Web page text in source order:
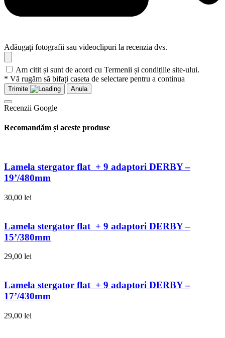
Adăugați fotografii sau videoclipuri la recenzia dvs.
Am citit și sunt de acord cu Termenii și condițiile site-ului.
* Vă rugăm să bifați caseta de selectare pentru a continua
Trimite Anula
Recenzii Google
Recomandăm și aceste produse
Lamela stergator flat + 9 adaptori DERBY –
19’/480mm
30,00 lei
Lamela stergator flat + 9 adaptori DERBY –
15’/380mm
29,00 lei
Lamela stergator flat + 9 adaptori DERBY –
17’/430mm
29,00 lei